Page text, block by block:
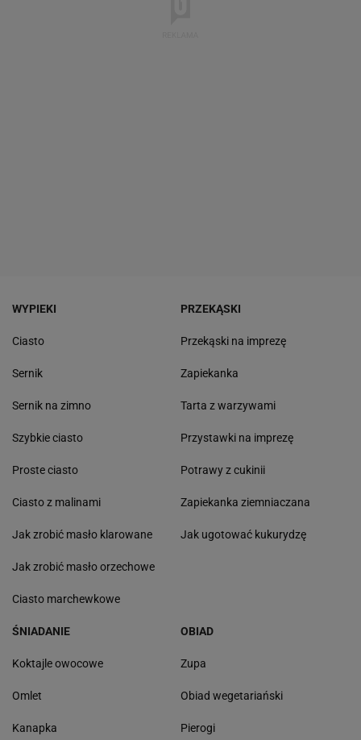
WYPIEKI
Ciasto
Sernik
Sernik na zimno
Szybkie ciasto
Proste ciasto
Ciasto z malinami
Jak zrobić masło klarowane
Jak zrobić masło orzechowe
Ciasto marchewkowe
PRZEKĄSKI
Przekąski na imprezę
Zapiekanka
Tarta z warzywami
Przystawki na imprezę
Potrawy z cukinii
Zapiekanka ziemniaczana
Jak ugotować kukurydzę
ŚNIADANIE
Koktajle owocowe
Omlet
Kanapka
OBIAD
Zupa
Obiad wegetariański
Pierogi